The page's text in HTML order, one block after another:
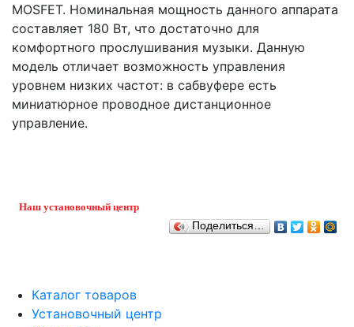
MOSFET. Номинальная мощность данного аппарата
составляет 180 Вт, что достаточно для
комфортного прослушивания музыки. Данную
модель отличает возможность управления
уровнем низких частот: в сабвуфере есть
миниатюрное проводное дистанционное
управление.
Наш установочный центр
Поделиться…
Каталог товаров
Установочный центр